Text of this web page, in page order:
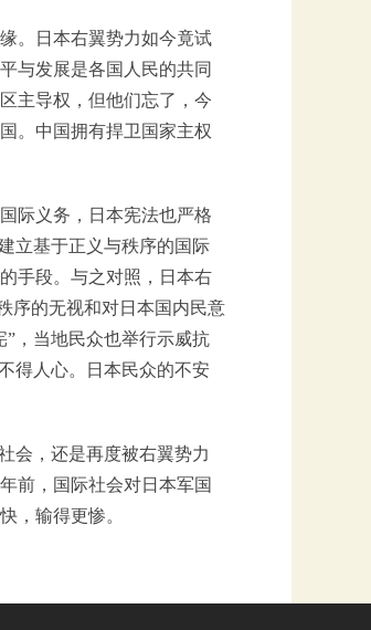
。日本右翼势力如今竟试
与发展是各国人民的共同
主导权，但他们忘了，今
。中国拥有捍卫国家主权
际义务，日本宪法也严格
立基于正义与秩序的国际
手段。与之对照，日本右
序的无视和对日本国内民意
，当地民众也举行示威抗
得人心。日本民众的不安
会，还是再度被右翼势力
前，国际社会对日本军国
，输得更惨。